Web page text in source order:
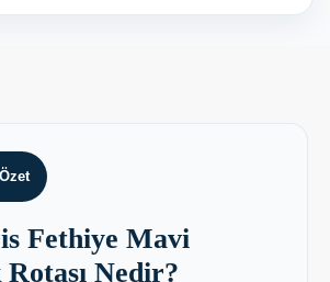
Fethiye Mavi
Nedir?